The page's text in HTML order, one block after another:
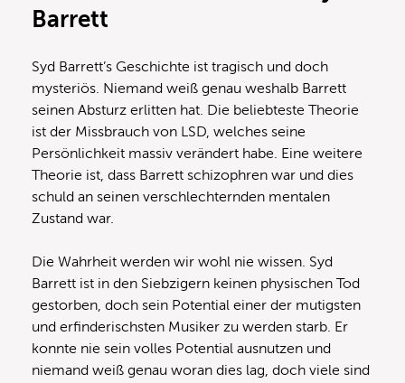
Barrett
Syd Barrett’s Geschichte ist tragisch und doch
mysteriös. Niemand weiß genau weshalb Barrett
seinen Absturz erlitten hat. Die beliebteste Theorie
ist der Missbrauch von LSD, welches seine
Persönlichkeit massiv verändert habe. Eine weitere
Theorie ist, dass Barrett schizophren war und dies
schuld an seinen verschlechternden mentalen
Zustand war.
Die Wahrheit werden wir wohl nie wissen. Syd
Barrett ist in den Siebzigern keinen physischen Tod
gestorben, doch sein Potential einer der mutigsten
und erfinderischsten Musiker zu werden starb. Er
konnte nie sein volles Potential ausnutzen und
niemand weiß genau woran dies lag, doch viele sind